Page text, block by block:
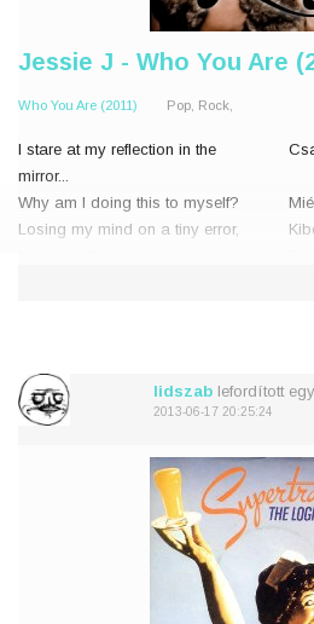
Jessie J - Who You Are
Who You Are (2011) Pop, Rock,
I stare at my reflection in the
mirror...
Why am I doing this to myself?
Losing my mind on a tiny error,
lidszab lefordított
2013-06-17 20:25:24